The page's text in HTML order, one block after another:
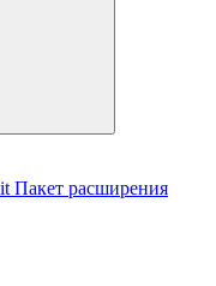
Пакет расширения